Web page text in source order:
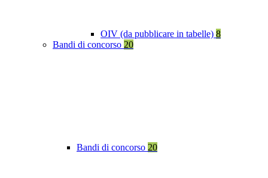
OIV (da pubblicare in tabelle) 8
Bandi di concorso 20
Bandi di concorso 20